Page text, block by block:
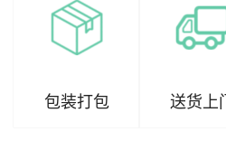
包装打包 送货上